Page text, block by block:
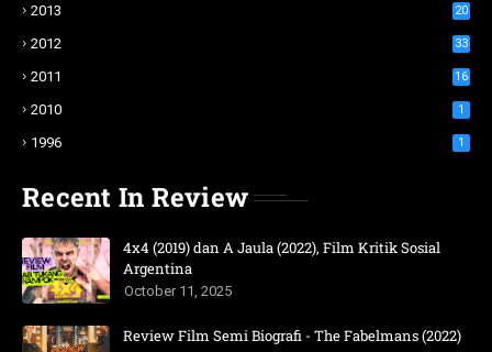
2013 20
2012 33
2011 16
2010 1
1996 1
Recent In Review
4x4 (2019) dan A Jaula (2022), Film Kritik Sosial
Argentina
October 11, 2025
Review Film Semi Biografi - The Fabelmans (2022)